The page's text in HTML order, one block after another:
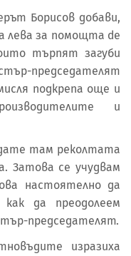
Борисов добави,
лева за помощта de
търпят загуби
председателят
подкрепа още и
и
там реколтата
Затова се учудвам
настоятелно да
как да преодолеем
председателят.
изразиха